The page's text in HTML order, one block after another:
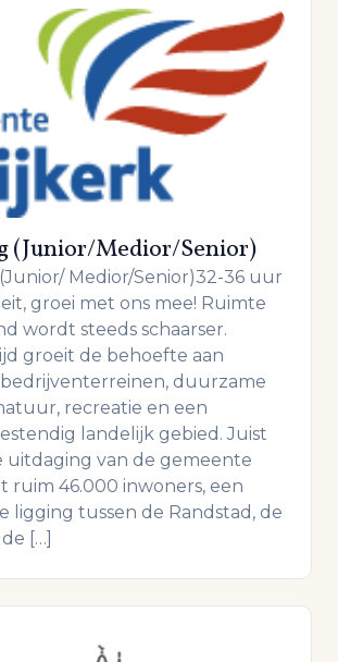
(Junior/Medior/Senior)
Medior/Senior)32-36 uur
groei met ons mee! Ruimte
wordt steeds schaarser.
groeit de behoefte aan
duurzame
recreatie en een
landelijk gebied. Juist
uitdaging van de gemeente
ruim 46.000 inwoners, een
ligging tussen de Randstad, de
[…]